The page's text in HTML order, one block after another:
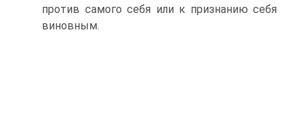
против самого себя или к признанию себя
виновным.